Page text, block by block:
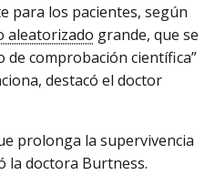
para los pacientes, según
aleatorizado grande, que se
de comprobación científica”
destacó el doctor
prolonga la supervivencia
la doctora Burtness.